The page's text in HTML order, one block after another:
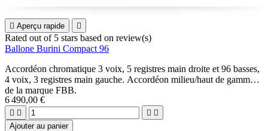
 Aperçu rapide 
Rated out of 5 stars based on review(s)
Ballone Burini Compact 96
Accordéon chromatique 3 voix, 5 registres main droite et 96 basses,
4 voix, 3 registres main gauche. Accordéon milieu/haut de gamme
de la marque FBB.
Très bonne réactivité et ergonomie, sonorité swing (modifiable sur
demande).
1 modèle bleu en stock : cf photo
6 490,00 €
   
Ajouter au panier